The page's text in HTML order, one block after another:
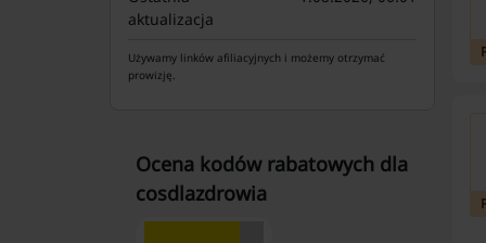
aktualizacja
Używamy linków afiliacyjnych i możemy otrzymać
prowizję.
Ocena kodów rabatowych dla
cosdlazdrowia